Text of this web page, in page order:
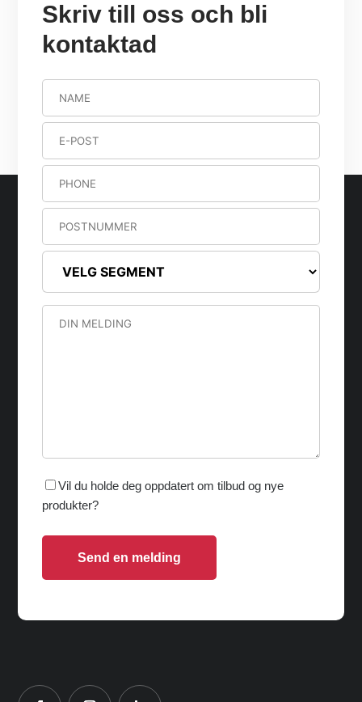
Skriv till oss och bli
kontaktad
Vil du holde deg oppdatert om tilbud og nye
produkter?
Send en melding